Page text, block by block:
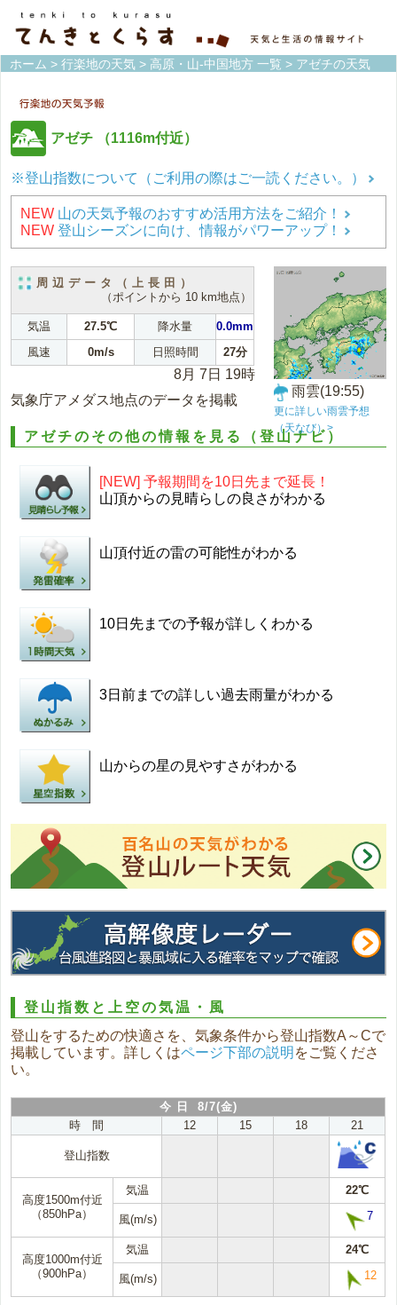
ホーム > 行楽地の天気 > 高原・山-中国地方 一覧 > アゼチの天気
アゼチ （1116m付近）
※登山指数について（ご利用の際はご一読ください。）
NEW 山の天気予報のおすすめ活用方法をご紹介！
NEW 登山シーズンに向け、情報がパワーアップ！
周辺データ（上長田）
（ポイントから 10 km地点）
気温 27.5℃ 降水量
0.0mm
風速
0m/s 日照時間 27分
8月 7日 19時
気象庁アメダス地点のデータを掲載
雨雲(19:55)
更に詳しい雨雲予想
（天なび）>
アゼチのその他の情報を見る（登山ナビ）
[NEW] 予報期間を10日先まで延長！
山頂からの見晴らしの良さがわかる
山頂付近の雷の可能性がわかる
10日先までの予報が詳しくわかる
3日前までの詳しい過去雨量がわかる
山からの星の見やすさがわかる
登山指数と上空の気温・風
登山をするための快適さを、気象条件から登山指数A～Cで
掲載しています。詳しくはページ下部の説明 をご覧くださ
い。
今 日 8/7(金)
時 間
12 15 18 21
登山指数
高度1500m付近
（850hPa）
気温 22℃
風(m/s) 7
高度1000m付近
（900hPa）
気温 24℃
風(m/s) 12